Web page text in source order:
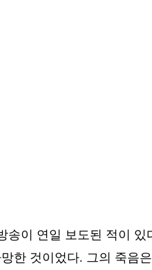
이 연일 보도된 적이 있
한 것이었다. 그의 죽음